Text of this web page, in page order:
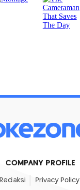
COMPANY PROFILE
Redaksi Privacy Policy